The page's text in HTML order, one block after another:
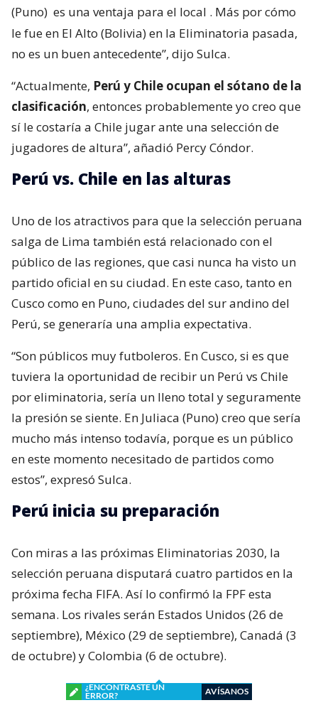
(Puno) es una ventaja para el local . Más por cómo
le fue en El Alto (Bolivia) en la Eliminatoria pasada,
no es un buen antecedente”, dijo Sulca.
“Actualmente, Perú y Chile ocupan el sótano de la
clasificación, entonces probablemente yo creo que
sí le costaría a Chile jugar ante una selección de
jugadores de altura”, añadió Percy Cóndor.
Perú vs. Chile en las alturas
Uno de los atractivos para que la selección peruana
salga de Lima también está relacionado con el
público de las regiones, que casi nunca ha visto un
partido oficial en su ciudad. En este caso, tanto en
Cusco como en Puno, ciudades del sur andino del
Perú, se generaría una amplia expectativa.
“Son públicos muy futboleros. En Cusco, si es que
tuviera la oportunidad de recibir un Perú vs Chile
por eliminatoria, sería un lleno total y seguramente
la presión se siente. En Juliaca (Puno) creo que sería
mucho más intenso todavía, porque es un público
en este momento necesitado de partidos como
estos”, expresó Sulca.
Perú inicia su preparación
Con miras a las próximas Eliminatorias 2030, la
selección peruana disputará cuatro partidos en la
próxima fecha FIFA. Así lo confirmó la FPF esta
semana. Los rivales serán Estados Unidos (26 de
septiembre), México (29 de septiembre), Canadá (3
de octubre) y Colombia (6 de octubre).
¿ENCONTRASTE UN
ERROR?
AVÍSANOS